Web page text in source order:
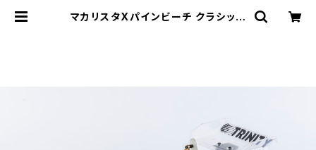
マカリスタXパインビーチ クラシック